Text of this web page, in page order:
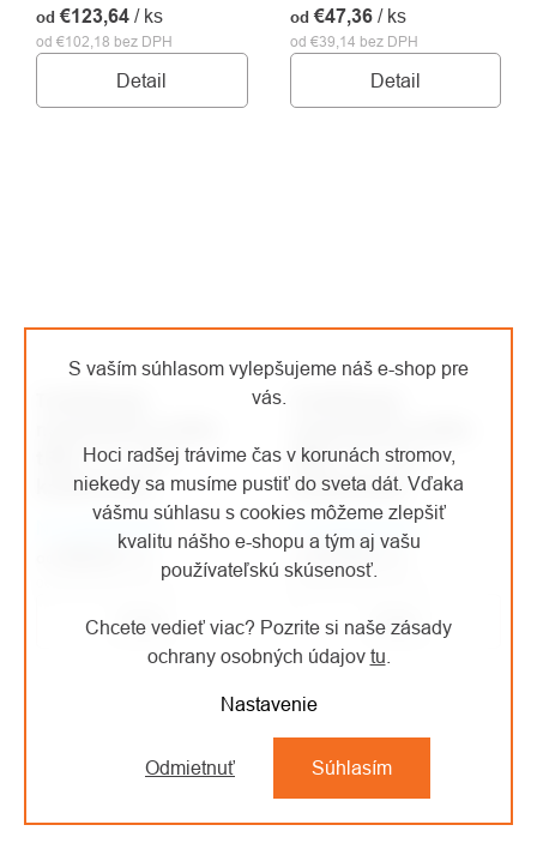
S vaším súhlasom vylepšujeme náš e-shop pre
vás.
Hoci radšej trávime čas v korunách stromov,
niekedy sa musíme pustiť do sveta dát. Vďaka
vášmu súhlasu s cookies môžeme zlepšiť
kvalitu nášho e-shopu a tým aj vašu
používateľskú skúsenosť.
Chcete vedieť viac? Pozrite si naše zásady
ochrany osobných údajov tu
Nastavenie
Odmietnuť Súhlasím
od €102,18 bez DPH
od €123,64 / ks
Detail
od €39,14 bez DPH
od €47,36 / ks
Detail
tREX 11,1 mm +
krúžok Antal
od €49,06 bez DPH
Detail
tREX 12,7 mm +
krúžok Antal
Na objednávku
od €62,05 bez DPH
€75,08
Detail